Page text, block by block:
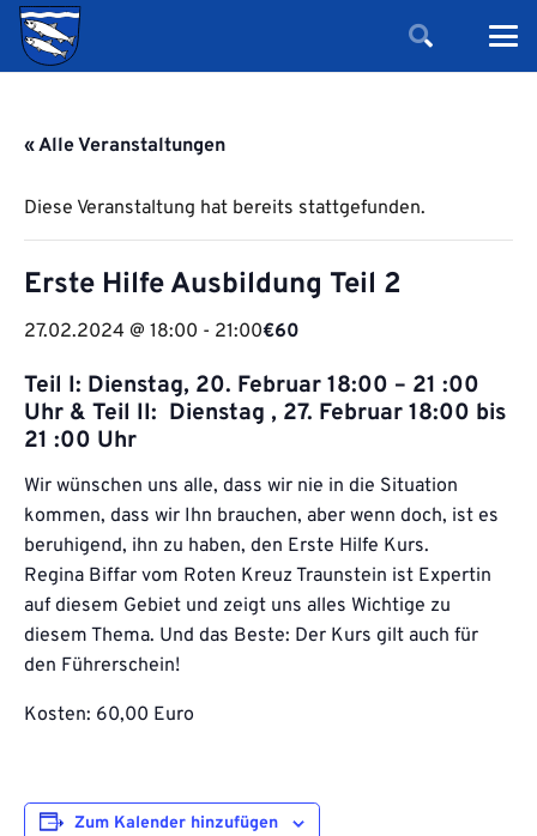
« Alle Veranstaltungen
Diese Veranstaltung hat bereits stattgefunden.
Erste Hilfe Ausbildung Teil 2
27.02.2024 @ 18:00 - 21:00€60
Teil I: Dienstag, 20. Februar 18:00 – 21 :00
Uhr & Teil II: Dienstag , 27. Februar 18:00 bis
21 :00 Uhr
Wir wünschen uns alle, dass wir nie in die Situation
kommen, dass wir Ihn brauchen, aber wenn doch, ist es
beruhigend, ihn zu haben, den Erste Hilfe Kurs.
Regina Biffar vom Roten Kreuz Traunstein ist Expertin
auf diesem Gebiet und zeigt uns alles Wichtige zu
diesem Thema. Und das Beste: Der Kurs gilt auch für
den Führerschein!
Kosten: 60,00 Euro
Zum Kalender hinzufügen